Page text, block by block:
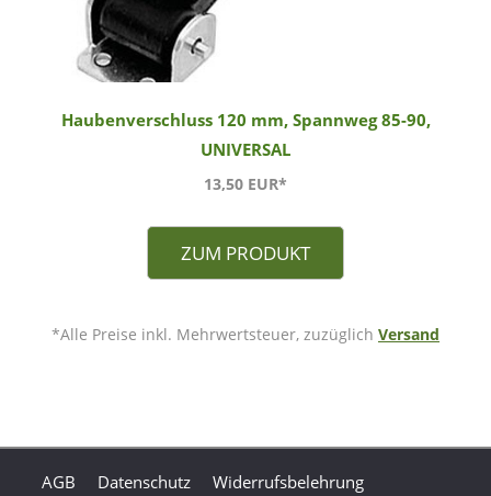
Haubenverschluss 120 mm, Spannweg 85-90,
UNIVERSAL
13,50 EUR*
ZUM PRODUKT
*Alle Preise inkl. Mehrwertsteuer, zuzüglich Versand
AGB Datenschutz
Widerrufsbelehrung